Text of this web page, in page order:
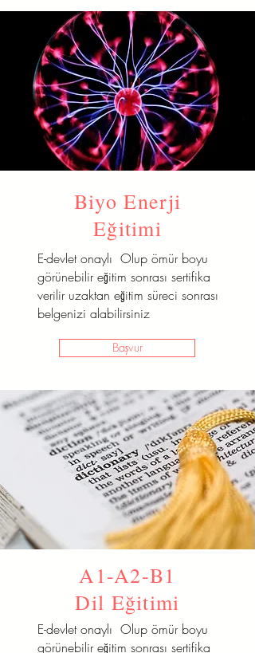
Biyo Enerji
Eğitimi
E-devlet onaylı Olup ömür boyu
görünebilir eğitim sonrası sertifika
verilir uzaktan eğitim süreci sonrası
belgenizi alabilirsiniz
Başvur
A1-A2-B1
Dil Eğitimi
E-devlet onaylı Olup ömür boyu
görünebilir eğitim sonrası sertifika